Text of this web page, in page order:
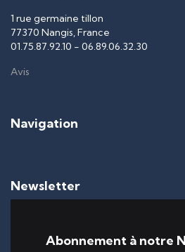
1 rue germaine tillon
77370 Nangis, France
01.75.87.92.10 - 06.89.06.32.30
Avis
Navigation
Newsletter
Abonnement à notre